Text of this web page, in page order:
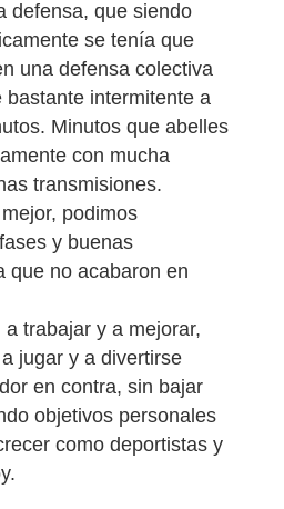
defensa, que siendo
se tenía que
una defensa colectiva
bastante intermitente a
Minutos que abelles
con mucha
transmisiones.
podimos
y buenas
que no acabaron en
trabajar y a mejorar,
jugar y a divertirse
en contra, sin bajar
objetivos personales
como deportistas y